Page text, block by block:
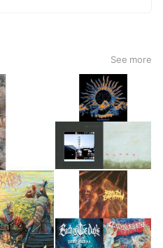
for FAN！！
See more